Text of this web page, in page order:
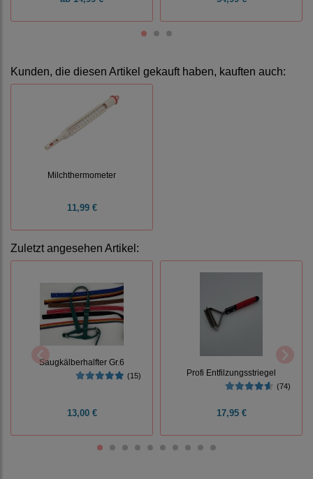
Kunden, die diesen Artikel gekauft haben, kauften auch:
Milchthermometer
11,99 €
Zuletzt angesehen Artikel:
Saugkälberhalfter Gr.6
(15)
13,00 €
Profi Entfilzungsstriegel
(74)
17,95 €